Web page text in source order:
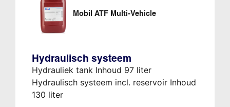
Mobil ATF Multi-Vehicle
Hydraulisch systeem
Hydrauliek tank Inhoud 97 liter
Hydraulisch systeem incl. reservoir Inhoud
130 liter